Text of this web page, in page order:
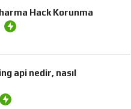
Hack Korunma
api nedir, nasıl